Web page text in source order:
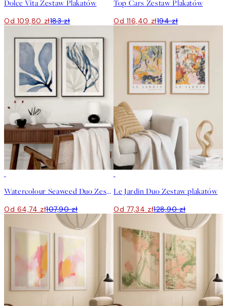
Dolce Vita Zestaw Plakatów
Od 109,80 zł183 zł
Top Cars Zestaw Plakatów
Od 116,40 zł194 zł
Watercolour Seaweed Duo Zestaw plakatów
Od 64,74 zł107,90 zł
Le Jardin Duo Zestaw plakatów
Od 77,34 zł128,90 zł